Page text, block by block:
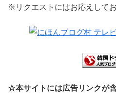
※リクエストにはお応えしてお
☆本サイトには広告リンクが